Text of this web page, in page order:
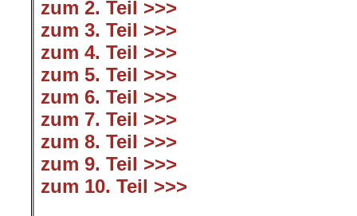
zum 2. Teil >>>
zum 3. Teil >>>
zum 4. Teil >>>
zum 5. Teil >>>
zum 6. Teil >>>
zum 7. Teil >>>
zum 8. Teil >>>
zum 9. Teil >>>
zum 10. Teil >>>